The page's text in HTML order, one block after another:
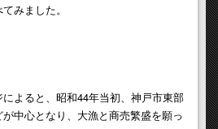
みました。
よると、昭和44年当初、神戸市東部
中心となり、大漁と商売繁盛を願っ